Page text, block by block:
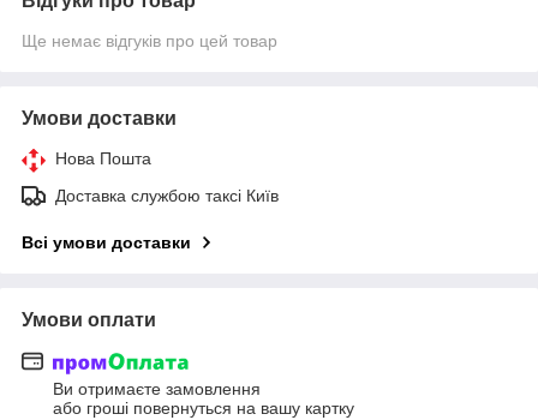
Ще немає відгуків про цей товар
Умови доставки
Нова Пошта
Доставка службою таксі Київ
Всі умови доставки
Умови оплати
Ви отримаєте замовлення
або гроші повернуться на вашу картку